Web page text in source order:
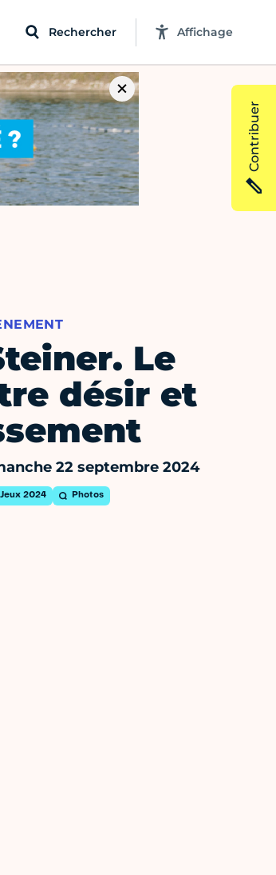
Rechercher Affichage
Le
désir et
22 septembre 2024
Jeux 2024 Photos
Contribuer